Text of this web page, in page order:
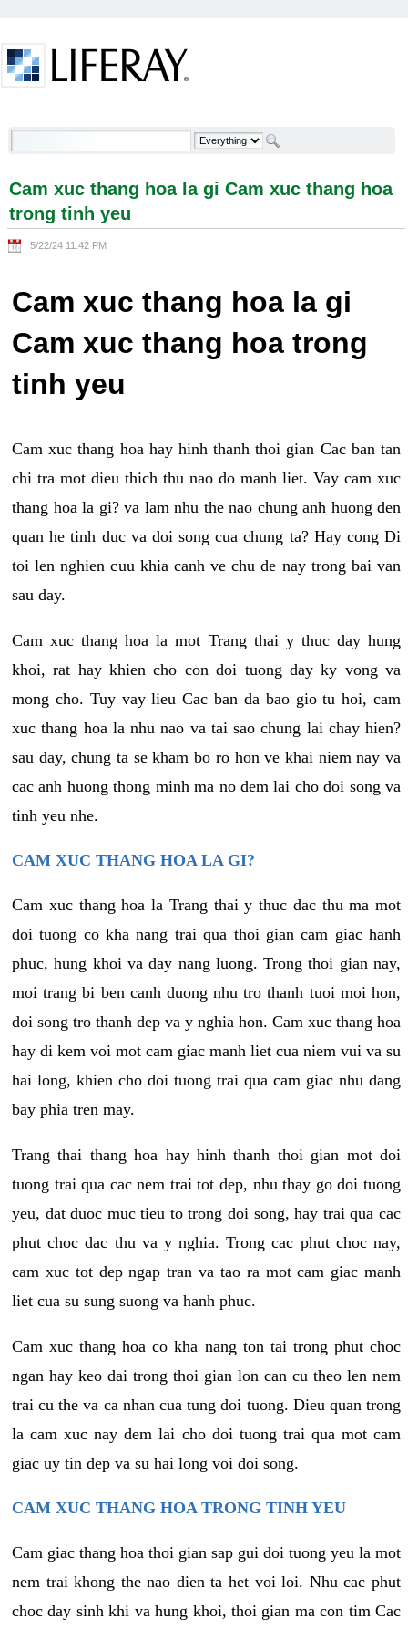
Cam xuc thang hoa la gi Cam xuc thang hoa trong
Cam xuc thang hoa la gi Cam xuc thang hoa
trong tinh yeu
5/22/24 11:42 PM
Cam xuc thang hoa la gi
Cam xuc thang hoa trong
tinh yeu
Cam xuc thang hoa hay hinh thanh thoi gian Cac ban tan
chi tra mot dieu thich thu nao do manh liet. Vay cam xuc
thang hoa la gi? va lam nhu the nao chung anh huong den
quan he tinh duc va doi song cua chung ta? Hay cong Di
toi len nghien cuu khia canh ve chu de nay trong bai van
sau day.
Cam xuc thang hoa la mot Trang thai y thuc day hung
khoi, rat hay khien cho con doi tuong day ky vong va
mong cho. Tuy vay lieu Cac ban da bao gio tu hoi, cam
xuc thang hoa la nhu nao va tai sao chung lai chay hien?
sau day, chung ta se kham bo ro hon ve khai niem nay va
cac anh huong thong minh ma no dem lai cho doi song va
tinh yeu nhe.
CAM XUC THANG HOA LA GI?
Cam xuc thang hoa la Trang thai y thuc dac thu ma mot
doi tuong co kha nang trai qua thoi gian cam giac hanh
phuc, hung khoi va day nang luong. Trong thoi gian nay,
moi trang bi ben canh duong nhu tro thanh tuoi moi hon,
doi song tro thanh dep va y nghia hon. Cam xuc thang hoa
hay di kem voi mot cam giac manh liet cua niem vui va su
hai long, khien cho doi tuong trai qua cam giac nhu dang
bay phia tren may.
Trang thai thang hoa hay hinh thanh thoi gian mot doi
tuong trai qua cac nem trai tot dep, nhu thay go doi tuong
yeu, dat duoc muc tieu to trong doi song, hay trai qua cac
phut choc dac thu va y nghia. Trong cac phut choc nay,
cam xuc tot dep ngap tran va tao ra mot cam giac manh
liet cua su sung suong va hanh phuc.
Cam xuc thang hoa co kha nang ton tai trong phut choc
ngan hay keo dai trong thoi gian lon can cu theo len nem
trai cu the va ca nhan cua tung doi tuong. Dieu quan trong
la cam xuc nay dem lai cho doi tuong trai qua mot cam
giac uy tin dep va su hai long voi doi song.
CAM XUC THANG HOA TRONG TINH YEU
Cam giac thang hoa thoi gian sap gui doi tuong yeu la mot
nem trai khong the nao dien ta het voi loi. Nhu cac phut
choc day sinh khi va hung khoi, thoi gian ma con tim Cac